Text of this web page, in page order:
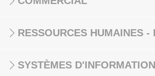
RESSOURCES HUMAINES -
SYSTÈMES D'INFORMATION